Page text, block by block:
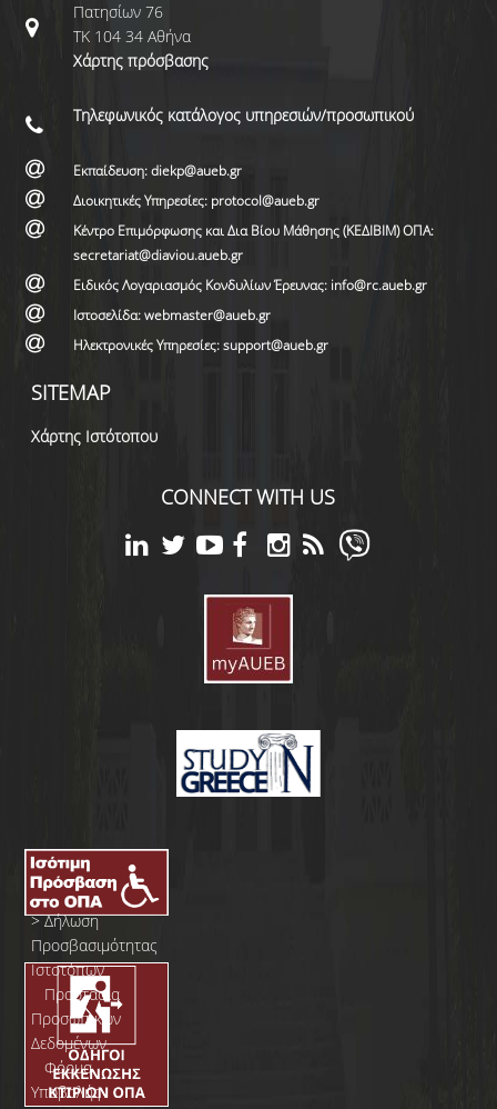
Πατησίων 76
ΤΚ 104 34 Αθήνα
Χάρτης πρόσβασης
Τηλεφωνικός κατάλογος υπηρεσιών/προσωπικού
Εκπαίδευση: diekp@aueb.gr
Διοικητικές Υπηρεσίες: protocol@aueb.gr
Κέντρο Επιμόρφωσης και Δια Βίου Μάθησης (ΚΕΔΙΒΙΜ) ΟΠΑ:
secretariat@diaviou.aueb.gr
Ειδικός Λογαριασμός Κονδυλίων Έρευνας: info@rc.aueb.gr
Ιστοσελίδα: webmaster@aueb.gr
Ηλεκτρονικές Υπηρεσίες: support@aueb.gr
SITEMAP
Χάρτης Ιστότοπου
CONNECT WITH US
>Δήλωση
Προσβασιμότητας
Ιστοτόπων
Προστασία
Προσωπικών
Δεδομένων
Φόρμα
Yποβολής